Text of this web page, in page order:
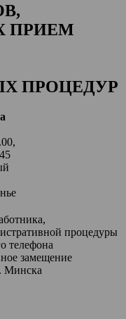
ПРИЕМ
ПРОЦЕДУР
процедуры
телефона
замещение
Минска